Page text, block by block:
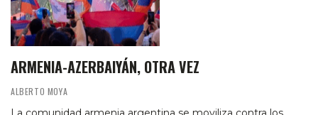
ARMENIA-AZERBAIYÁN, OTRA VEZ
ALBERTO MOYA